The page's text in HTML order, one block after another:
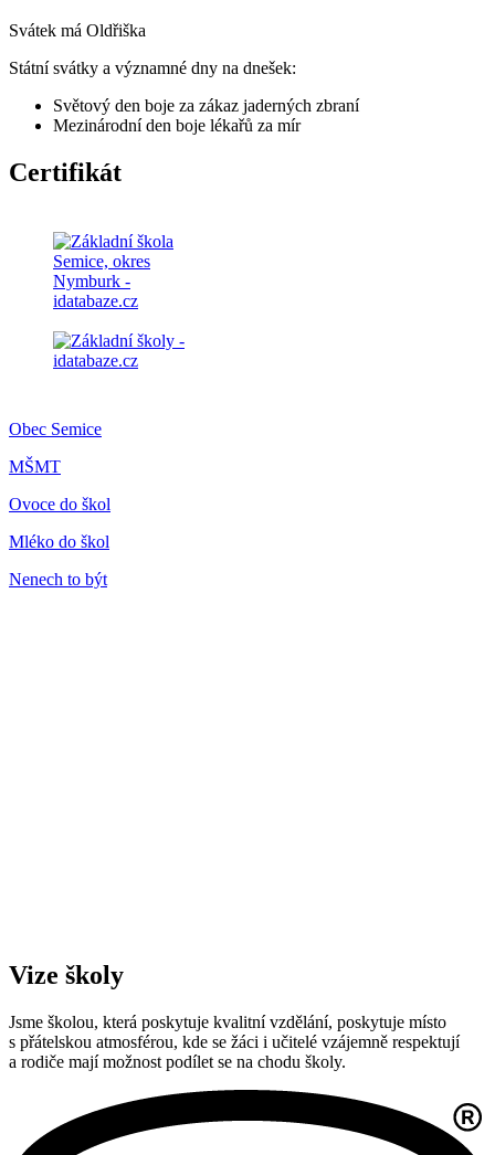
Svátek má Oldřiška
Státní svátky a významné dny na dnešek:
Světový den boje za zákaz jaderných zbraní
Mezinárodní den boje lékařů za mír
Certifikát
Obec Semice
MŠMT
Ovoce do škol
Mléko do škol
Nenech to být
Vize školy
Jsme školou, která poskytuje kvalitní vzdělání, poskytuje místo
s přátelskou atmosférou, kde se žáci i učitelé vzájemně respektují
a rodiče mají možnost podílet se na chodu školy.